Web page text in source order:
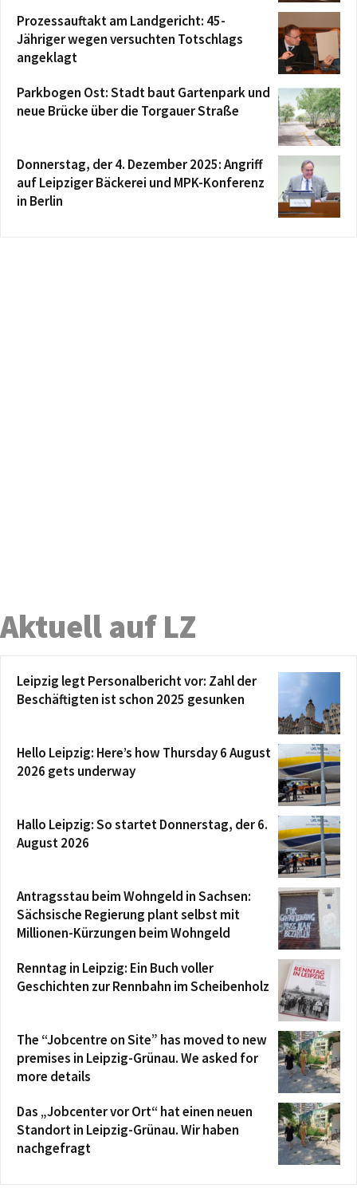
Prozessauftakt am Landgericht: 45-
Jähriger wegen versuchten Totschlags
angeklagt
Parkbogen Ost: Stadt baut Gartenpark und
neue Brücke über die Torgauer Straße
Donnerstag, der 4. Dezember 2025: Angriff
auf Leipziger Bäckerei und MPK-Konferenz
in Berlin
Aktuell auf LZ
Leipzig legt Personalbericht vor: Zahl der
Beschäftigten ist schon 2025 gesunken
Hello Leipzig: Here’s how Thursday 6 August
2026 gets underway
Hallo Leipzig: So startet Donnerstag, der 6.
August 2026
Antragsstau beim Wohngeld in Sachsen:
Sächsische Regierung plant selbst mit
Millionen-Kürzungen beim Wohngeld
Renntag in Leipzig: Ein Buch voller
Geschichten zur Rennbahn im Scheibenholz
The “Jobcentre on Site” has moved to new
premises in Leipzig-Grünau. We asked for
more details
Das „Jobcenter vor Ort“ hat einen neuen
Standort in Leipzig-Grünau. Wir haben
nachgefragt